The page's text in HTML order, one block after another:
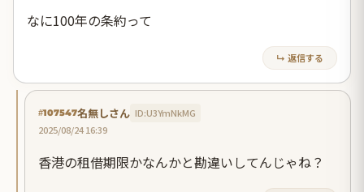
なに100年の条約って
↳ 返信する
#107547名無しさん ID:U3YmNkMG
2025/08/24 16:39
香港の租借期限かなんかと勘違いしてんじゃね？